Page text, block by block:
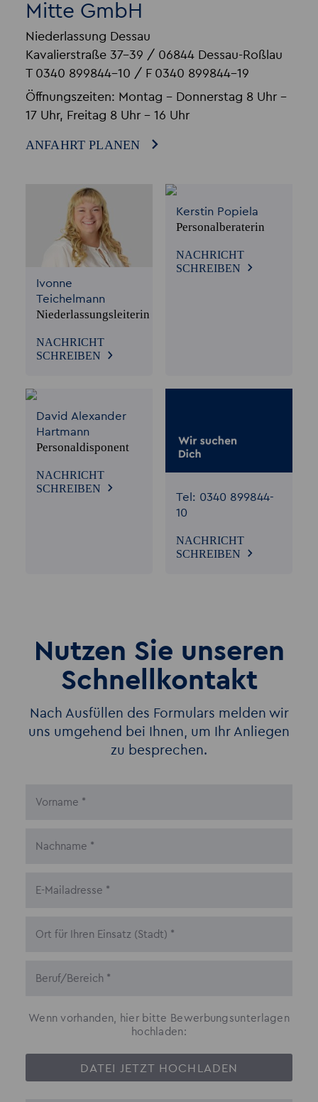
Mitte GmbH
Niederlassung Dessau
Kavalierstraße 37-39 / 06844 Dessau-Roßlau
T 0340 899844-10 / F 0340 899844-19
Öffnungszeiten: Montag - Donnerstag 8 Uhr –
17 Uhr, Freitag 8 Uhr – 16 Uhr
ANFAHRT PLANEN
Ivonne
Teichelmann
Niederlassungsleiterin
NACHRICHT
SCHREIBEN
Kerstin Popiela
Personalberaterin
NACHRICHT
SCHREIBEN
David Alexander
Hartmann
Personaldisponent
NACHRICHT
SCHREIBEN
Tel: 0340 899844-
10
NACHRICHT
SCHREIBEN
Nutzen Sie unseren
Schnellkontakt
Nach Ausfüllen des Formulars melden wir
uns umgehend bei Ihnen, um Ihr Anliegen
zu besprechen.
Wenn vorhanden, hier bitte Bewerbungsunterlagen
hochladen:
DATEI JETZT HOCHLADEN